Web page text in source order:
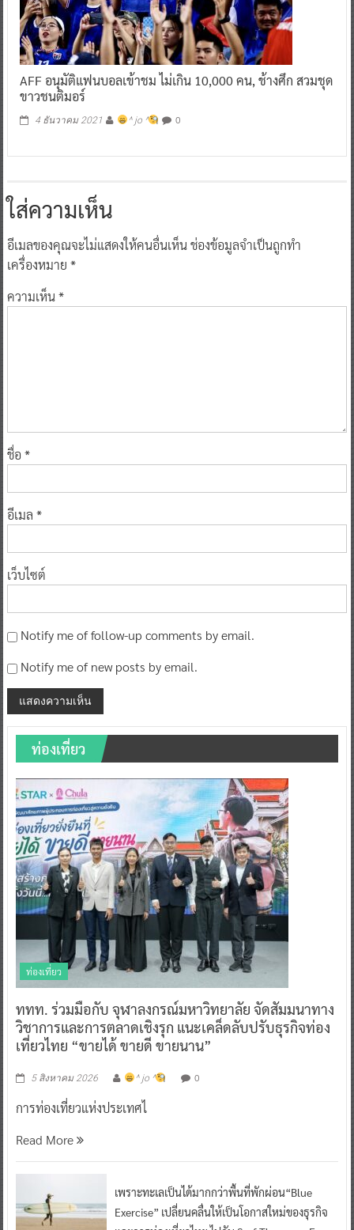
AFF อนุมัติแฟนบอลเข้าชม ไม่เกิน 10,000 คน, ช้างศึก สวมชุด
ขาวชนติมอร์
4 ธันวาคม 2021 ^ jo ^ 0
ใส่ความเห็น
อีเมลของคุณจะไม่แสดงให้คนอื่นเห็นช่องข้อมูลจำเป็นถูกทำ
เครื่องหมาย *
ความเห็น*
ชื่อ *
อีเมล *
เว็บไซต์
Notify me of follow-up comments by email.
Notify me of new posts by email.
ท่องเที่ยว
ท่องเที่ยว
ททท. ร่วมมือกับ จุฬาลงกรณ์มหาวิทยาลัย จัดสัมมนาทาง
วิชาการและการตลาดเชิงรุก แนะเคล็ดลับปรับธุรกิจท่อง
เที่ยวไทย “ขายได้ ขายดี ขายนาน”
5 สิงหาคม 2026 ^ jo ^ 0
การท่องเที่ยวแห่งประเทศไ
Read More
เพราะทะเลเป็นได้มากกว่าพื้นที่พักผ่อน“Blue
Exercise” เปลี่ยนคลื่นให้เป็นโอกาสใหม่ของธุรกิจ